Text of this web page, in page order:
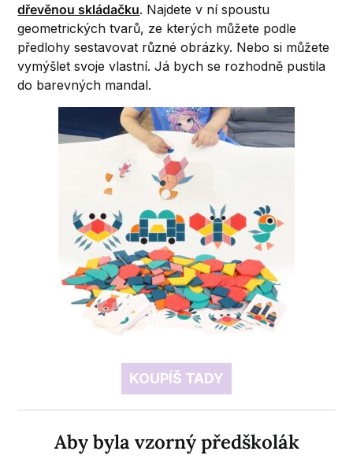
dřevěnou skládačku. Najdete v ní spoustu
geometrických tvarů, ze kterých můžete podle
předlohy sestavovat různé obrázky. Nebo si můžete
vymýšlet svoje vlastní. Já bych se rozhodně pustila
do barevných mandal.
KOUPÍŠ TADY
Aby byla vzorný předškolák